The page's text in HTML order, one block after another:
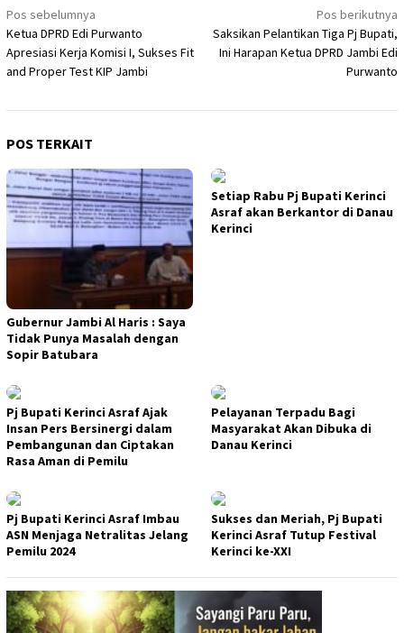
Navigasi
pos
Pos sebelumnya
Ketua DPRD Edi Purwanto
Apresiasi Kerja Komisi I, Sukses Fit
and Proper Test KIP Jambi
Pos berikutnya
Saksikan Pelantikan Tiga Pj Bupati,
Ini Harapan Ketua DPRD Jambi Edi
Purwanto
POS TERKAIT
Gubernur Jambi Al Haris : Saya
Tidak Punya Masalah dengan
Sopir Batubara
Setiap Rabu Pj Bupati Kerinci
Asraf akan Berkantor di Danau
Kerinci
Pj Bupati Kerinci Asraf Ajak
Insan Pers Bersinergi dalam
Pembangunan dan Ciptakan
Rasa Aman di Pemilu
Pelayanan Terpadu Bagi
Masyarakat Akan Dibuka di
Danau Kerinci
Pj Bupati Kerinci Asraf Imbau
ASN Menjaga Netralitas Jelang
Pemilu 2024
Sukses dan Meriah, Pj Bupati
Kerinci Asraf Tutup Festival
Kerinci ke-XXI